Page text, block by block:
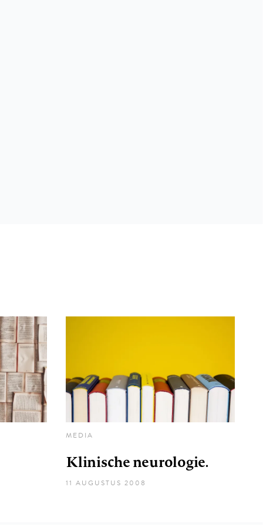
MEDIA
Klinische neurologie.
11 AUGUSTUS 2008